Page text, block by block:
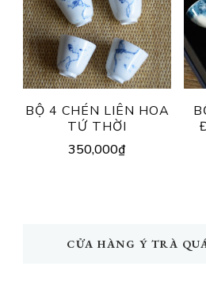
BỘ 4 CHÉN LIÊN HOA
TỨ THỜI
350,000₫
CỬA HÀNG Ý TRÀ